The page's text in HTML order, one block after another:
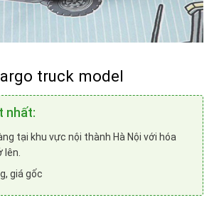
truck model
nhất:
tại khu vực nội thành Hà Nội với hóa
giá gốc